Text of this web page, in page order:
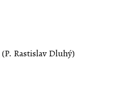
(P. Rastislav Dluhý)